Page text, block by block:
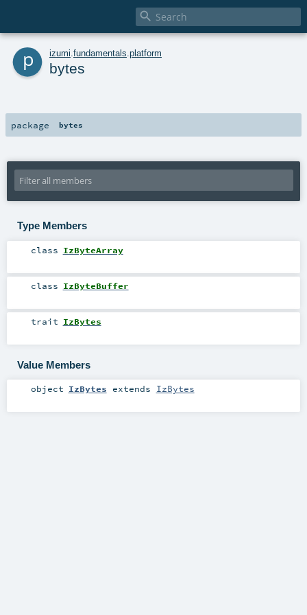

p izumi fundamentals platform
bytes
package bytes
Type Members
class IzByteArray
class IzByteBuffer
trait IzBytes
Value Members
object IzBytes extends IzBytes